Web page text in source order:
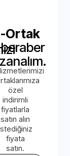
Ortak
özel
indirimli
fiyatlarla
satın alın
fiyata
satın.